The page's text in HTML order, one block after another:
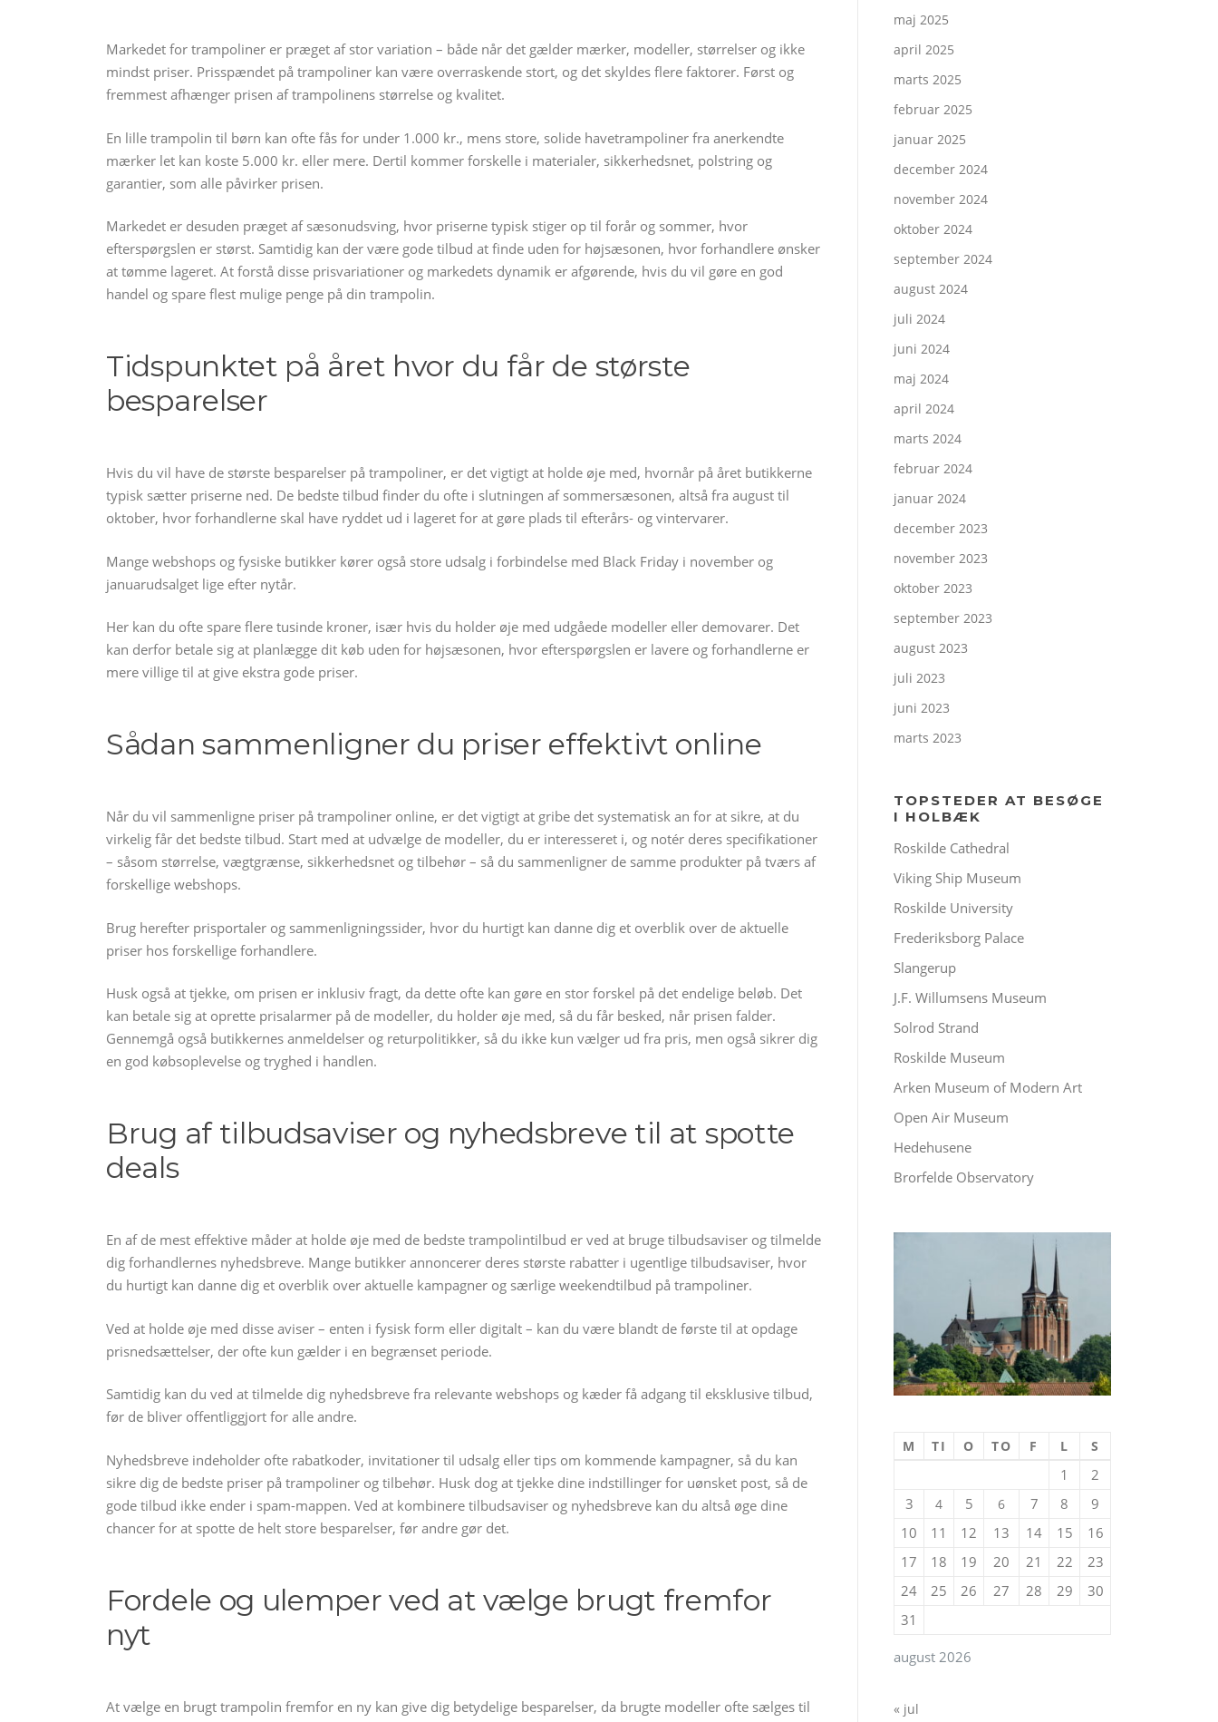
Markedet for trampoliner er præget af stor variation – både når det gælder mærker, modeller, størrelser og ikke
mindst priser. Prisspændet på trampoliner kan være overraskende stort, og det skyldes flere faktorer. Først og
fremmest afhænger prisen af trampolinens størrelse og kvalitet.
En lille trampolin til børn kan ofte fås for under 1.000 kr., mens store, solide havetrampoliner fra anerkendte
mærker let kan koste 5.000 kr. eller mere. Dertil kommer forskelle i materialer, sikkerhedsnet, polstring og
garantier, som alle påvirker prisen.
Markedet er desuden præget af sæsonudsving, hvor priserne typisk stiger op til forår og sommer, hvor
efterspørgslen er størst. Samtidig kan der være gode tilbud at finde uden for højsæsonen, hvor forhandlere ønsker
at tømme lageret. At forstå disse prisvariationer og markedets dynamik er afgørende, hvis du vil gøre en god
handel og spare flest mulige penge på din trampolin.
Tidspunktet på året hvor du får de største
besparelser
Hvis du vil have de største besparelser på trampoliner, er det vigtigt at holde øje med, hvornår på året butikkerne
typisk sætter priserne ned. De bedste tilbud finder du ofte i slutningen af sommersæsonen, altså fra august til
oktober, hvor forhandlerne skal have ryddet ud i lageret for at gøre plads til efterårs- og vintervarer.
Mange webshops og fysiske butikker kører også store udsalg i forbindelse med Black Friday i november og
januarudsalget lige efter nytår.
Her kan du ofte spare flere tusinde kroner, især hvis du holder øje med udgåede modeller eller demovarer. Det
kan derfor betale sig at planlægge dit køb uden for højsæsonen, hvor efterspørgslen er lavere og forhandlerne er
mere villige til at give ekstra gode priser.
Sådan sammenligner du priser effektivt online
Når du vil sammenligne priser på trampoliner online, er det vigtigt at gribe det systematisk an for at sikre, at du
virkelig får det bedste tilbud. Start med at udvælge de modeller, du er interesseret i, og notér deres specifikationer
– såsom størrelse, vægtgrænse, sikkerhedsnet og tilbehør – så du sammenligner de samme produkter på tværs af
forskellige webshops.
Brug herefter prisportaler og sammenligningssider, hvor du hurtigt kan danne dig et overblik over de aktuelle
priser hos forskellige forhandlere.
Husk også at tjekke, om prisen er inklusiv fragt, da dette ofte kan gøre en stor forskel på det endelige beløb. Det
kan betale sig at oprette prisalarmer på de modeller, du holder øje med, så du får besked, når prisen falder.
Gennemgå også butikkernes anmeldelser og returpolitikker, så du ikke kun vælger ud fra pris, men også sikrer dig
en god købsoplevelse og tryghed i handlen.
Brug af tilbudsaviser og nyhedsbreve til at spotte
deals
En af de mest effektive måder at holde øje med de bedste trampolintilbud er ved at bruge tilbudsaviser og tilmelde
dig forhandlernes nyhedsbreve. Mange butikker annoncerer deres største rabatter i ugentlige tilbudsaviser, hvor
du hurtigt kan danne dig et overblik over aktuelle kampagner og særlige weekendtilbud på trampoliner.
Ved at holde øje med disse aviser – enten i fysisk form eller digitalt – kan du være blandt de første til at opdage
prisnedsættelser, der ofte kun gælder i en begrænset periode.
Samtidig kan du ved at tilmelde dig nyhedsbreve fra relevante webshops og kæder få adgang til eksklusive tilbud,
før de bliver offentliggjort for alle andre.
Nyhedsbreve indeholder ofte rabatkoder, invitationer til udsalg eller tips om kommende kampagner, så du kan
sikre dig de bedste priser på trampoliner og tilbehør. Husk dog at tjekke dine indstillinger for uønsket post, så de
gode tilbud ikke ender i spam-mappen. Ved at kombinere tilbudsaviser og nyhedsbreve kan du altså øge dine
chancer for at spotte de helt store besparelser, før andre gør det.
Fordele og ulemper ved at vælge brugt fremfor
nyt
At vælge en brugt trampolin fremfor en ny kan give dig betydelige besparelser, da brugte modeller ofte sælges til
maj 2025
april 2025
marts 2025
februar 2025
januar 2025
december 2024
november 2024
oktober 2024
september 2024
august 2024
juli 2024
juni 2024
maj 2024
april 2024
marts 2024
februar 2024
januar 2024
december 2023
november 2023
oktober 2023
september 2023
august 2023
juli 2023
juni 2023
marts 2023
TOPSTEDER AT BESØGE
I HOLBÆK
Roskilde Cathedral
Viking Ship Museum
Roskilde University
Frederiksborg Palace
Slangerup
J.F. Willumsens Museum
Solrod Strand
Roskilde Museum
Arken Museum of Modern Art
Open Air Museum
Hedehusene
Brorfelde Observatory
august 2026
M TI O TO F L S
1
2
3
4 5 6 7 8
9
10
11 12 13 14 15
16
17
18 19 20 21 22
23
24
25 26 27 28 29
30
31
« jul